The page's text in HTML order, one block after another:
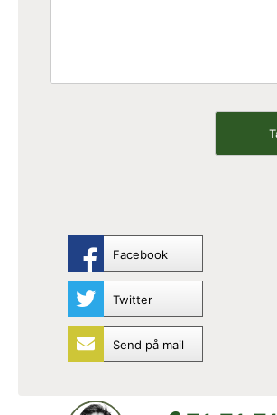
Facebook
Twitter
Send på mail